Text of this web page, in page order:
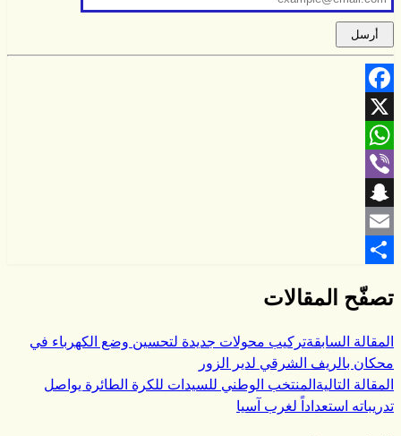
Facebook
X
WhatsApp
Viber
Snapchat
Email
تصفّح المقالات
المقالة السابقةتركيب محولات جديدة لتحسين وضع الكهرباء في
محكان بالريف الشرقي لدير الزور
المقالة التالية المنتخب الوطني للسيدات للكرة الطائرة يواصل
تدريباته استعداداً لغرب آسيا